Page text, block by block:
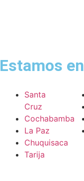
Estamos en
Santa
Cruz
Cochabamba
La Paz
Chuquisaca
Tarija